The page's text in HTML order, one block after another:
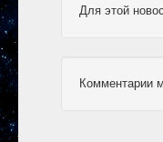
Для этой
Комментарии